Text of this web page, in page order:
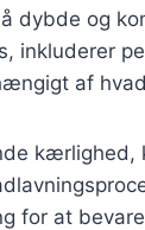
dybde og
inkluderer
af
kærlighed,
for at